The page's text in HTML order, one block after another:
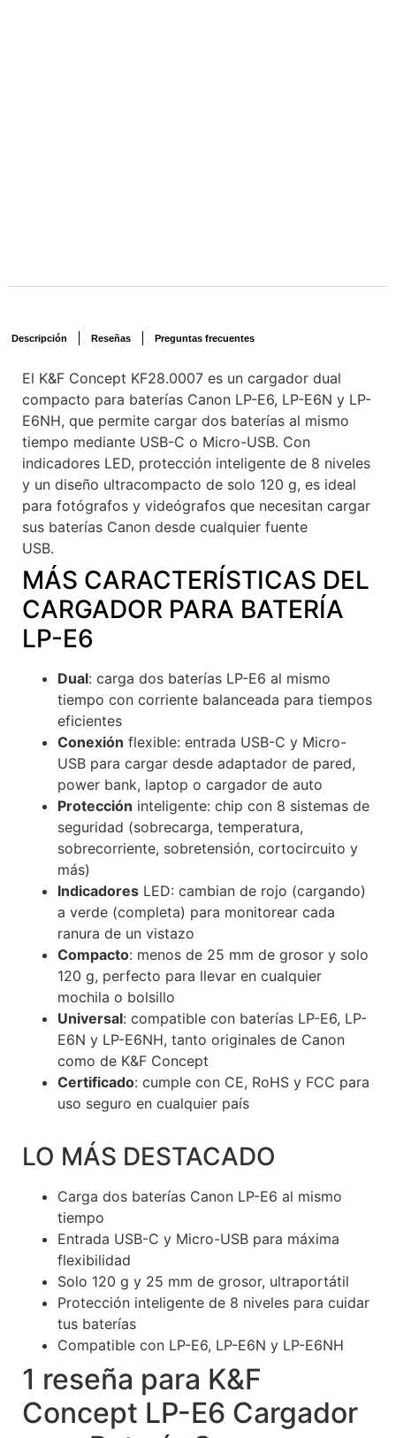
Descripción Reseñas Preguntas frecuentes
El K&F Concept KF28.0007 es un cargador dual
compacto para baterías Canon LP-E6, LP-E6N y LP-
E6NH, que permite cargar dos baterías al mismo
tiempo mediante USB-C o Micro-USB. Con
indicadores LED, protección inteligente de 8 niveles
y un diseño ultracompacto de solo 120 g, es ideal
para fotógrafos y videógrafos que necesitan cargar
sus baterías Canon desde cualquier fuente
USB.
MÁS CARACTERÍSTICAS DEL
CARGADOR PARA BATERÍA
LP-E6
Dual: carga dos baterías LP-E6 al mismo
tiempo con corriente balanceada para tiempos
eficientes
Conexión flexible: entrada USB-C y Micro-
USB para cargar desde adaptador de pared,
power bank, laptop o cargador de auto
Protección inteligente: chip con 8 sistemas de
seguridad (sobrecarga, temperatura,
sobrecorriente, sobretensión, cortocircuito y
más)
Indicadores LED: cambian de rojo (cargando)
a verde (completa) para monitorear cada
ranura de un vistazo
Compacto: menos de 25 mm de grosor y solo
120 g, perfecto para llevar en cualquier
mochila o bolsillo
Universal: compatible con baterías LP-E6, LP-
E6N y LP-E6NH, tanto originales de Canon
como de K&F Concept
Certificado: cumple con CE, RoHS y FCC para
uso seguro en cualquier país
LO MÁS DESTACADO
Carga dos baterías Canon LP-E6 al mismo
tiempo
Entrada USB-C y Micro-USB para máxima
flexibilidad
Solo 120 g y 25 mm de grosor, ultraportátil
Protección inteligente de 8 niveles para cuidar
tus baterías
Compatible con LP-E6, LP-E6N y LP-E6NH
1 reseña para K&F
Concept LP-E6 Cargador